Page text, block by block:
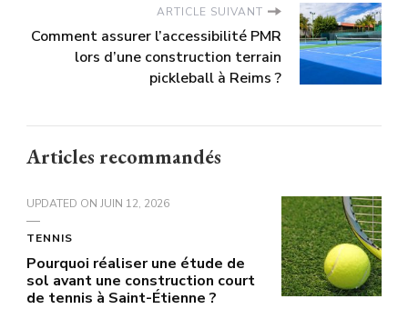
ARTICLE SUIVANT
Comment assurer l’accessibilité PMR
lors d’une construction terrain
pickleball à Reims ?
Articles recommandés
UPDATED ON JUIN 12, 2026
TENNIS
Pourquoi réaliser une étude de
sol avant une construction court
de tennis à Saint-Étienne ?